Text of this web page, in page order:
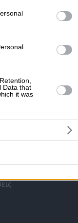
Data that
it was
> Κατασκευές >
Γεώργιος
& Κλειδαριές